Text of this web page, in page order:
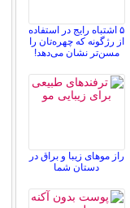
۵ اشتباه رایج در استفاده
از رژگونه که چهره‌تان را
مسن‌تر نشان می‌دهد!
راز موهای زیبا و براق در
دستان شما